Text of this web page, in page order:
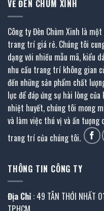
VỀ ĐÈN CHÙM XINH
Công ty Đèn Chùm Xinh là
trang trí giá rẻ. Chúng tôi
dạng với nhiều mẫu mã, kiểu
nhu cầu trang trí không gian
đến những sản phẩm chất
lực để đáp ứng sự hài lòng
nhiệt huyết, chúng tôi mong
và làm việc thú vị và ấn tượng
trang trí của chúng tôi.
THÔNG TIN CÔNG TY
Địa Chỉ : 49 TÂN THỚI NHẤT